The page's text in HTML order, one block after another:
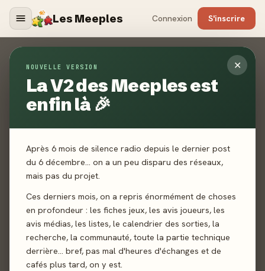
Les Meeples Connexion S'inscrire
✕
NOUVELLE VERSION
La V2 des Meeples est
enfin là 🎉
Après 6 mois de silence radio depuis le dernier post
du 6 décembre… on a un peu disparu des réseaux,
mais pas du projet.
Ces derniers mois, on a repris énormément de choses
en profondeur : les fiches jeux, les avis joueurs, les
avis médias, les listes, le calendrier des sorties, la
recherche, la communauté, toute la partie technique
derrière… bref, pas mal d'heures d'échanges et de
cafés plus tard, on y est.
Contact
ACCUEIL CONTACT
toute autre demande ? Envoyez-nous un mail, nous vous
répondrons dans les plus brefs délais.